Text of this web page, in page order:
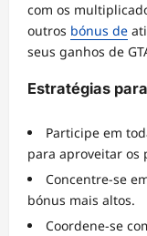
com os
outros bónus de
seus ganhos de
Estratégias
Participe em
para aproveitar os
Concentre-se
bónus mais altos.
Coordene-se